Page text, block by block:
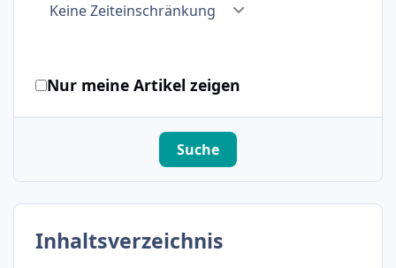
Nur meine Artikel zeigen
Suche
Inhaltsverzeichnis